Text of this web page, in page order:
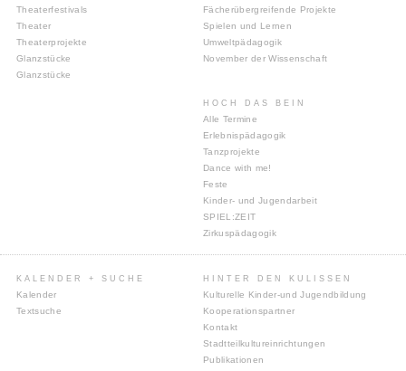
Theaterfestivals
Theater
Theaterprojekte
Glanzstücke
Glanzstücke
Fächerübergreifende Projekte
Spielen und Lernen
Umweltpädagogik
November der Wissenschaft
HOCH DAS BEIN
Alle Termine
Erlebnispädagogik
Tanzprojekte
Dance with me!
Feste
Kinder- und Jugendarbeit
SPIEL:ZEIT
Zirkuspädagogik
KALENDER + SUCHE
Kalender
Textsuche
HINTER DEN KULISSEN
Kulturelle Kinder-und Jugendbildung
Kooperationspartner
Kontakt
Stadtteilkultureinrichtungen
Publikationen